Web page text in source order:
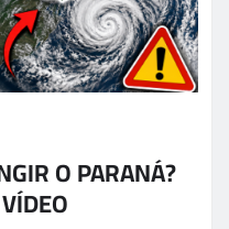
O PARANÁ?